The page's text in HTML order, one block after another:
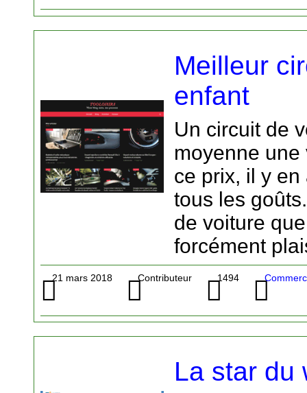
Meilleur
enfant
Un circuit de
moyenne une
ce prix, il y
tous les
de voiture
forcément
21 mars 2018 Contributeur 1494
La star du